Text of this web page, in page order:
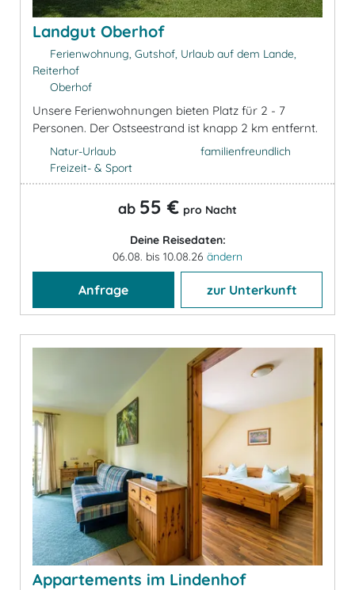
Landgut Oberhof
Ferienwohnung, Gutshof, Urlaub auf dem Lande,
Reiterhof
Oberhof
Unsere Ferienwohnungen bieten Platz für 2 - 7
Personen. Der Ostseestrand ist knapp 2 km entfernt.
Natur-Urlaub
Freizeit- & Sport
familienfreundlich
ab 55 € pro Nacht
Deine Reisedaten:
06.08. bis 10.08.26 ändern
Anfrage zur Unterkunft
Appartements im Lindenhof